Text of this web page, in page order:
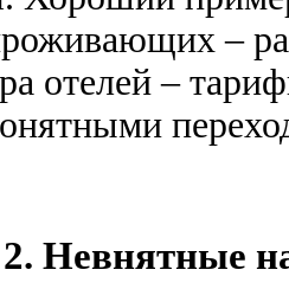
–
отелей –
2. Невнятные